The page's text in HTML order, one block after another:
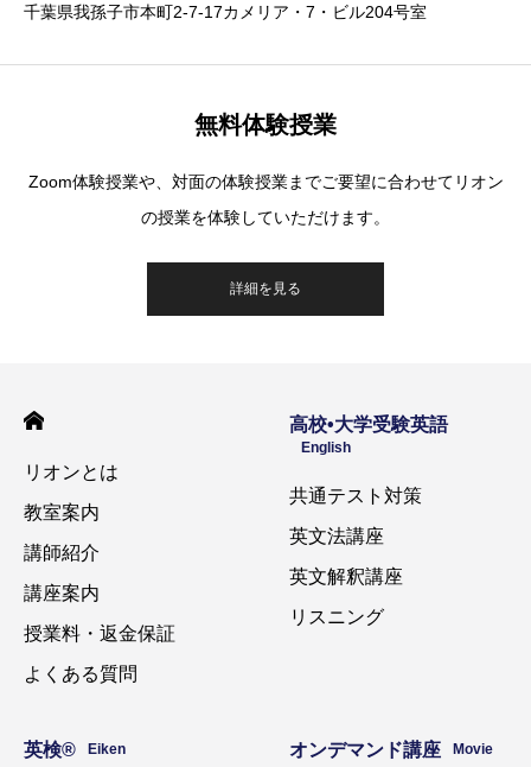
千葉県我孫子市本町2-7-17カメリア・7・ビル204号室
無料体験授業
Zoom体験授業や、対面の体験授業までご要望に合わせてリオン
の授業を体験していただけます。
詳細を見る
リオンとは
教室案内
講師紹介
講座案内
授業料・返金保証
よくある質問
高校•大学受験英語
English
共通テスト対策
英文法講座
英文解釈講座
リスニング
英検®️ Eiken オンデマンド講座 Movie